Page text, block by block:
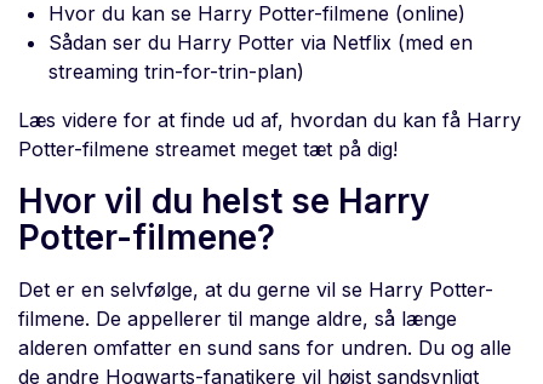
Hvor du kan se Harry Potter-filmene (online)
Sådan ser du Harry Potter via Netflix (med en
streaming trin-for-trin-plan)
Læs videre for at finde ud af, hvordan du kan få Harry
Potter-filmene streamet meget tæt på dig!
Hvor vil du helst se Harry
Potter-filmene?
Det er en selvfølge, at du gerne vil se Harry Potter-
filmene. De appellerer til mange aldre, så længe
alderen omfatter en sund sans for undren. Du og alle
de andre Hogwarts-fanatikere vil højst sandsynligt